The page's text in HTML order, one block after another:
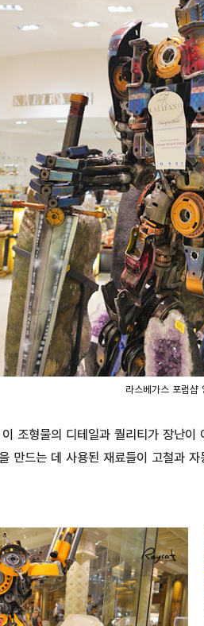
라스베가스 포럼샵
조형물의 디테일과 퀄리티가 장난이
만드는 데 사용된 재료들이 고철과